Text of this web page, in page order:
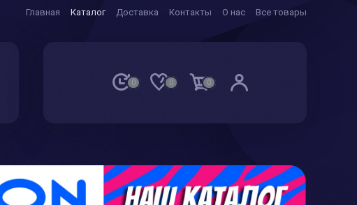
Главная Каталог Доставка Контакты О нас Все товары
0 0 0